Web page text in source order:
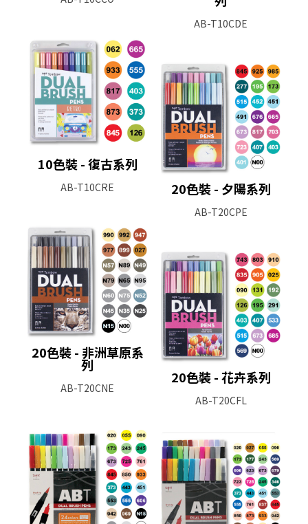
AB-T10CDE
10色裝 - 復古系列
AB-T10CRE 20色裝 - 夕陽系列
AB-T20CPE
20色裝 - 非洲草原系
列
AB-T20CNE
20色裝 - 花卉系列
AB-T20CFL